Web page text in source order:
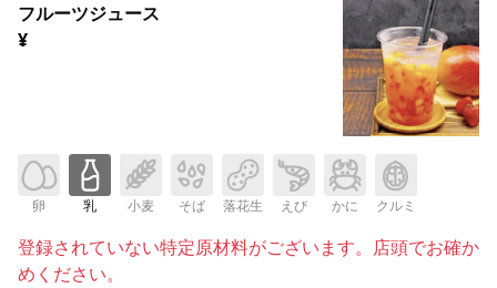
フルーツジュース
¥
卵 乳 小麦 そば 落花生 えび かに クルミ
登録されていない特定原材料がございます。店頭でお確か
めください。